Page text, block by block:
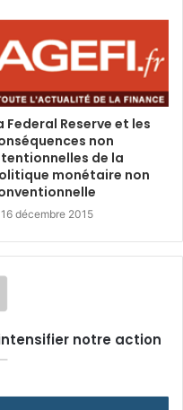
Federal Reserve et les
non
de la
monétaire non
16 décembre 2015
notre action